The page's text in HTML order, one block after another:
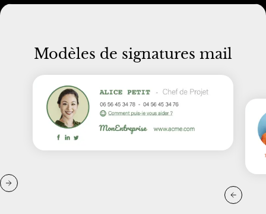
Modèles de signatures mail